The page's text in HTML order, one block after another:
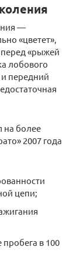
—
«цветет»,
перед «рыжей
лобового
передний
на более
2007 года
цепи;
в 100